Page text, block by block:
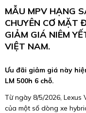
MẪU MPV HẠNG
CHUYÊN CƠ MẶT
GIẢM GIÁ NIÊM
VIỆT NAM.
Ưu đãi giảm giá này
LM 500h 6 chỗ.
Từ ngày 8/5/2026, Lexus
của một số dòng xe